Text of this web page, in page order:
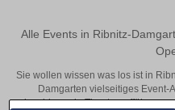
Alle Events in Ribnitz-
Sie wollen wissen was los ist in
Damgarten vielseitiges Event-
inspirierende